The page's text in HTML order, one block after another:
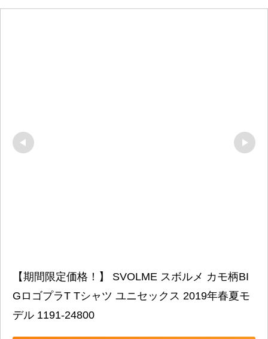
【期間限定価格！】 SVOLME スボルメ カモ柄BI
GロゴプラT Tシャツ ユニセックス 2019年春夏モ
デル 1191-24800